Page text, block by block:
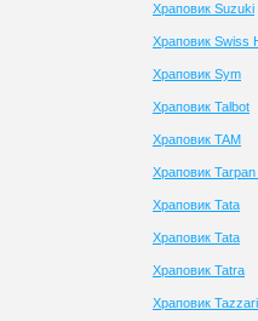
Храповик Suzuki
Храповик Swiss
Храповик Sym
Храповик Talbot
Храповик TAM
Храповик
Храповик Tata
Храповик Tata
Храповик Tatra
Храповик Tazzari